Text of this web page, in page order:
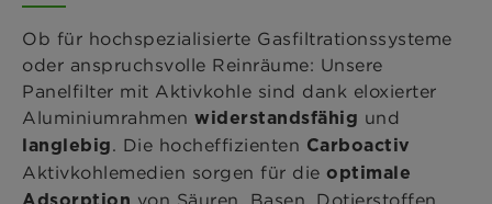
Ob für hochspezialisierte Gasfiltrationssysteme
oder anspruchsvolle Reinräume: Unsere
Panelfilter mit Aktivkohle sind dank eloxierter
Aluminiumrahmen widerstandsfähig und
langlebig. Die hocheffizienten Carboactiv
Aktivkohlemedien sorgen für die optimale